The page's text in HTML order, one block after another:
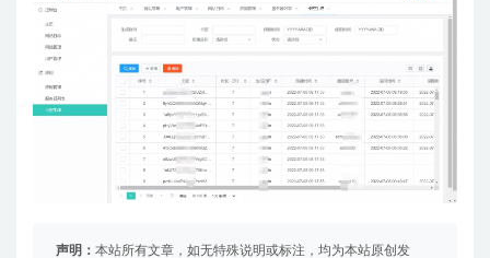
声明： 本站所有文章，如无特殊说明或标注，均为本站原创发